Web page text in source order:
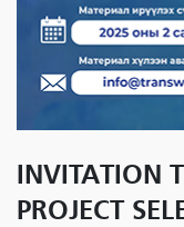
INVITATION
PROJECT